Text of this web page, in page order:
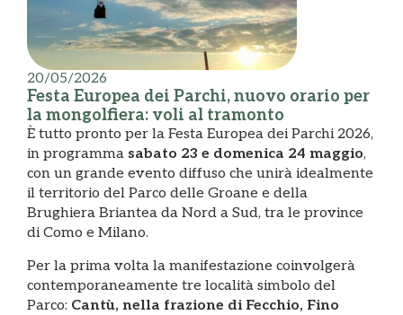
20/05/2026
Festa Europea dei Parchi, nuovo orario per
la mongolfiera: voli al tramonto
È tutto pronto per la Festa Europea dei Parchi 2026,
in programma sabato 23 e domenica 24 maggio,
con un grande evento diffuso che unirà idealmente
il territorio del Parco delle Groane e della
Brughiera Briantea da Nord a Sud, tra le province
di Como e Milano.
Per la prima volta la manifestazione coinvolgerà
contemporaneamente tre località simbolo del
Parco: Cantù, nella frazione di Fecchio, Fino